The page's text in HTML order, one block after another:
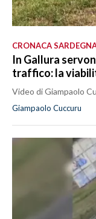
CRONACA
In Gallura
traffico: la
Video di Giampaolo
Giampaolo Cuccuru